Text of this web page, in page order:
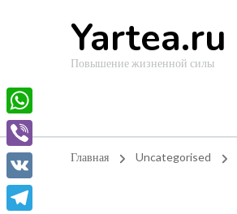
Yartea.ru
Повышение жизненной силы
Главная Uncategorised
WhatsApp
Viber
VK